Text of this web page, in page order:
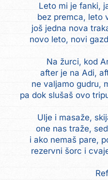
Leto mi je fanki,
bez premca, leto
još jedna nova
novo leto, novi
Na žurci, kod
after je na Adi,
ne valjamo gudru,
pa dok slušaš ovo
Ulje i masaže,
one nas traže,
i ako nemaš pare,
rezervni šorc i